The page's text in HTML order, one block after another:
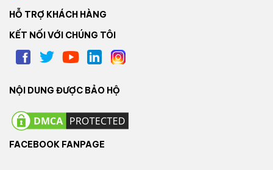
HỖ TRỢ KHÁCH HÀNG
KẾT NỐI VỚI CHÚNG TÔI
NỘI DUNG ĐƯỢC BẢO HỘ
FACEBOOK FANPAGE